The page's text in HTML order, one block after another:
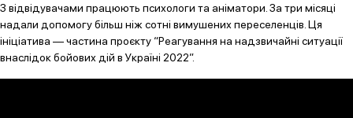
З відвідувачами працюють психологи та аніматори. За три місяці
надали допомогу більш ніж сотні вимушених переселенців. Ця
ініціатива — частина проєкту “Реагування на надзвичайні ситуації
внаслідок бойових дій в Україні 2022”.